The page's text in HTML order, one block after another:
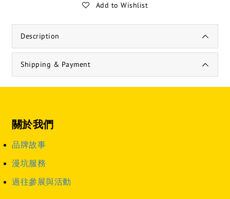
Add to Wishlist
Description
Shipping & Payment
關於我們
品牌故事
漫坑服務
過往參展與活動